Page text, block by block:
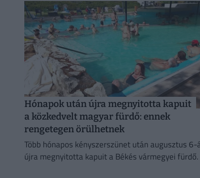
Hónapok után újra megnyitotta kapuit
a közkedvelt magyar fürdő: ennek
rengetegen örülhetnek
Több hónapos kényszerszünet után augusztus 6-
újra megnyitotta kapuit a Békés vármegyei fürdő.